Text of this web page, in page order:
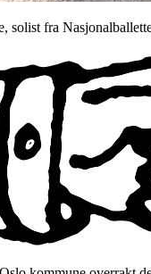
solist fra